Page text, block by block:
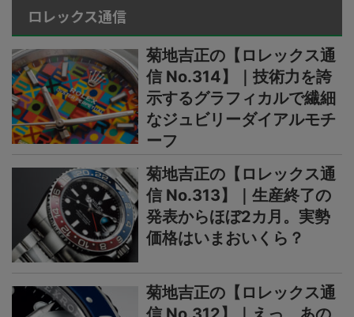
ロレックス通信
菊地吉正の【ロレックス通
信 No.314】｜技術力を誇
示するグラフィカルで繊細
なジュビリーダイアルモチ
ーフ
菊地吉正の【ロレックス通
信 No.313】｜生産終了の
発表からほぼ2カ月。実勢
価格はいまおいくら？
菊地吉正の【ロレックス通